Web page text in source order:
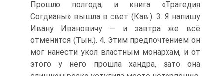
Прошло полгода, и книга «Трагедия
Согдианы» вышла в свет (Кав.). 3. Я напишу
Ивану Ивановичу — и завтра же всё
отменится (Тын.). 4. Этим предпочтением он
мог нанести укол властным монархам, и от
этого у него прошла хандра, зато она